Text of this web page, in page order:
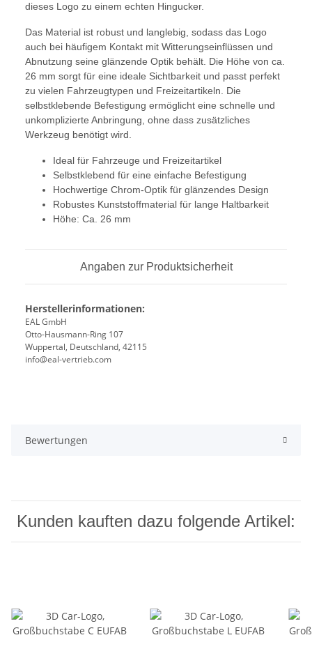
dieses Logo zu einem echten Hingucker.
Das Material ist robust und langlebig, sodass das Logo
auch bei häufigem Kontakt mit Witterungseinflüssen und
Abnutzung seine glänzende Optik behält. Die Höhe von ca.
26 mm sorgt für eine ideale Sichtbarkeit und passt perfekt
zu vielen Fahrzeugtypen und Freizeitartikeln. Die
selbstklebende Befestigung ermöglicht eine schnelle und
unkomplizierte Anbringung, ohne dass zusätzliches
Werkzeug benötigt wird.
Ideal für Fahrzeuge und Freizeitartikel
Selbstklebend für eine einfache Befestigung
Hochwertige Chrom-Optik für glänzendes Design
Robustes Kunststoffmaterial für lange Haltbarkeit
Höhe: Ca. 26 mm
Angaben zur Produktsicherheit
Herstellerinformationen:
EAL GmbH
Otto-Hausmann-Ring 107
Wuppertal, Deutschland, 42115
info@eal-vertrieb.com
Bewertungen
Kunden kauften dazu folgende Artikel: